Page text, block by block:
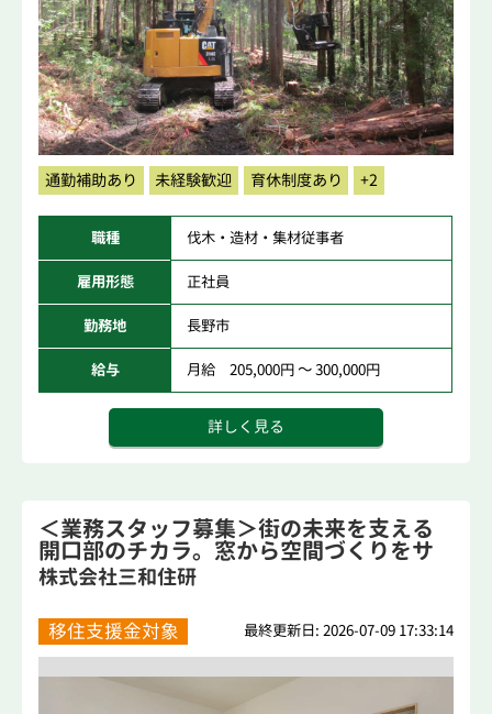
通勤補助あり 未経験歓迎 育休制度あり +2
職種 伐木・造材・集材従事者
雇用形態 正社員
勤務地 長野市
給与 月給 205,000円 ～ 300,000円
詳しく見る
＜業務スタッフ募集＞街の未来を支える
開口部のチカラ。窓から空間づくりをサ
ポート。
株式会社三和住研
移住支援金対象 最終更新日: 2026-07-09 17:33:14